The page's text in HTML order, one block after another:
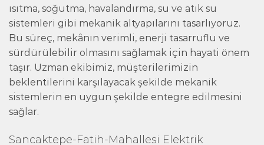
ısıtma, soğutma, havalandırma, su ve atık su
sistemleri gibi mekanik altyapılarını tasarlıyoruz.
Bu süreç, mekânın verimli, enerji tasarruflu ve
sürdürülebilir olmasını sağlamak için hayati önem
taşır. Uzman ekibimiz, müşterilerimizin
beklentilerini karşılayacak şekilde mekanik
sistemlerin en uygun şekilde entegre edilmesini
sağlar.
Sancaktepe-Fatih-Mahallesi Elektrik